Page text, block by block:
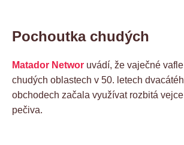
Pochoutka chudých
Matador Networ uvádí, že vaječné
chudých oblastech v 50. letech
obchodech začala využívat rozbitá
pečiva.